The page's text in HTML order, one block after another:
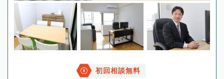
初回相談無料